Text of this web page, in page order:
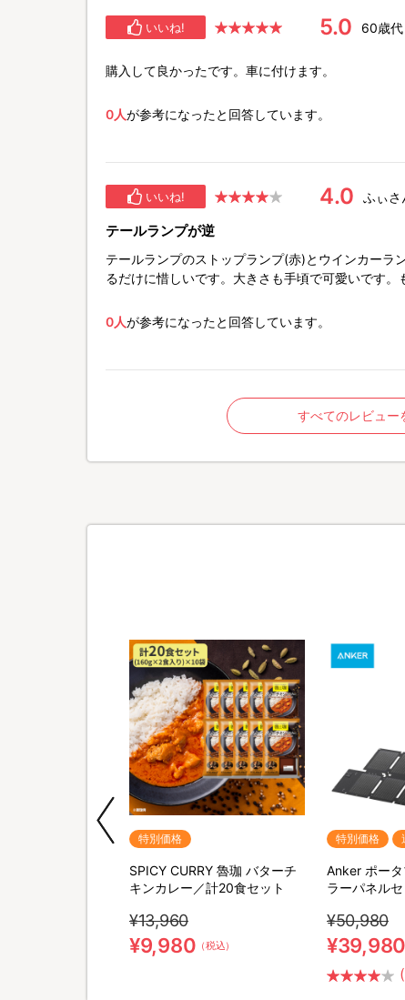
いいね! 5.0 60歳代
購入して良かったです。車に付けます。
0人が参考になったと回答しています。
いいね! 4.0 ふぃさ
テールランプが逆
テールランプのストップランプ(赤)とウインカーラ
るだけに惜しいです。大きさも手頃で可愛いです
0人が参考になったと回答しています。
すべてのレビュー
特別価格
SPICY CURRY 魯珈 バターチ
キンカレー／計20食セット
¥13,960
¥9,980 （税込）
特別価格
Anker ポー
ラーパネルセ
¥50,980
¥39,980